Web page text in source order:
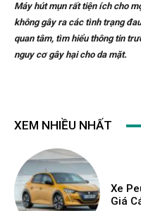
Máy hút mụn rất tiện ích cho
không gây ra các tình trạng
quan tâm, tìm hiểu thông tin
nguy cơ gây hại cho da mặt.
XEM NHIỀU NHẤT
Xe
Giá